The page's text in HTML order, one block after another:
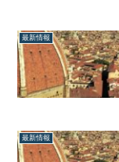
最新情報
最新情報